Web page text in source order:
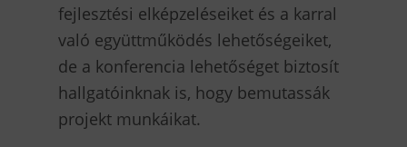
fejlesztési elképzeléseiket és a karral
való együttműködés lehetőségeiket,
de a konferencia lehetőséget biztosít
hallgatóinknak is, hogy bemutassák
projekt munkáikat.